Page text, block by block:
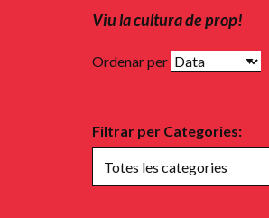
Viu la cultura de prop!
Ordenar per
Filtrar per Categories: